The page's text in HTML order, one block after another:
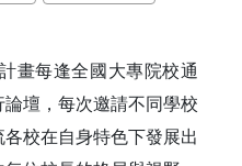
畫每逢全國大專院校通
壇，每次邀請不同學校
校在自身特色下發展出